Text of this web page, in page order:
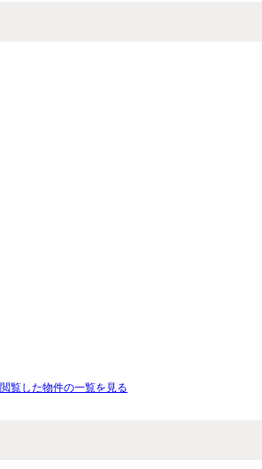
閲覧した物件の一覧を見る